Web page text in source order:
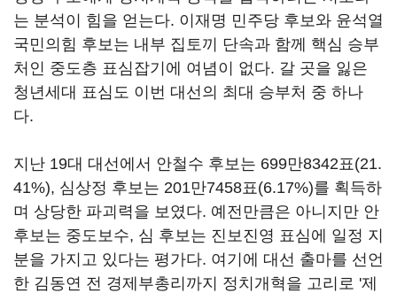
는 분석이 힘을 얻는다. 이재명 민주당 후보와 윤석열
국민의힘 후보는 내부 집토끼 단속과 함께 핵심 승부
처인 중도층 표심잡기에 여념이 없다. 갈 곳을 잃은
청년세대 표심도 이번 대선의 최대 승부처 중 하나
다.
지난 19대 대선에서 안철수 후보는 699만8342표(21.
41%), 심상정 후보는 201만7458표(6.17%)를 획득하
며 상당한 파괴력을 보였다. 예전만큼은 아니지만 안
후보는 중도보수, 심 후보는 진보진영 표심에 일정 지
분을 가지고 있다는 평가다. 여기에 대선 출마를 선언
한 김동연 전 경제부총리까지 정치개혁을 고리로 '제